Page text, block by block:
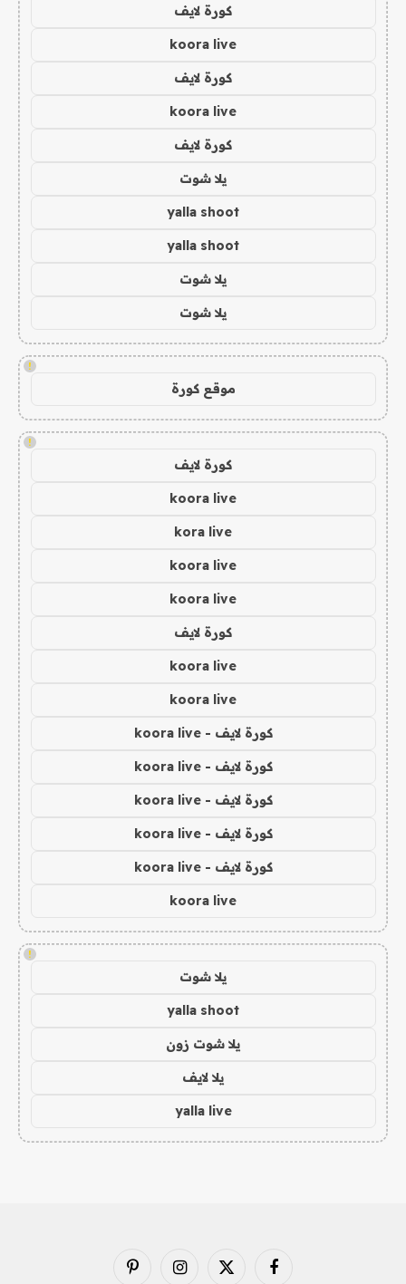
كورة لايف
koora live
كورة لايف
koora live
كورة لايف
يلا شوت
yalla shoot
yalla shoot
يلا شوت
يلا شوت
!
موقع كورة
!
كورة لايف
koora live
kora live
koora live
koora live
كورة لايف
koora live
koora live
كورة لايف - koora live
كورة لايف - koora live
كورة لايف - koora live
كورة لايف - koora live
كورة لايف - koora live
koora live
!
يلا شوت
yalla shoot
يلا شوت زون
يلا لايف
yalla live
فيسبوك X الانستغرامبينتيريست